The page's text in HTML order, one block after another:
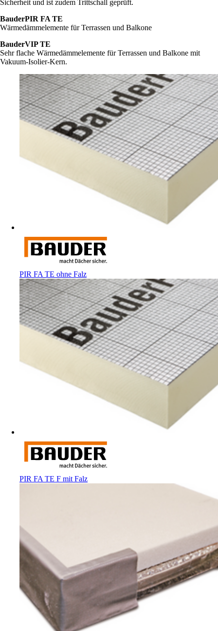
Sicherheit und ist zudem Trittschall geprüft.
BauderPIR FA TE
Wärmedämmelemente für Terrassen und Balkone
BauderVIP TE
Sehr flache Wärmedämmelemente für Terrassen und Balkone mit
Vakuum-Isolier-Kern.
PIR FA TE ohne Falz
PIR FA TE F mit Falz